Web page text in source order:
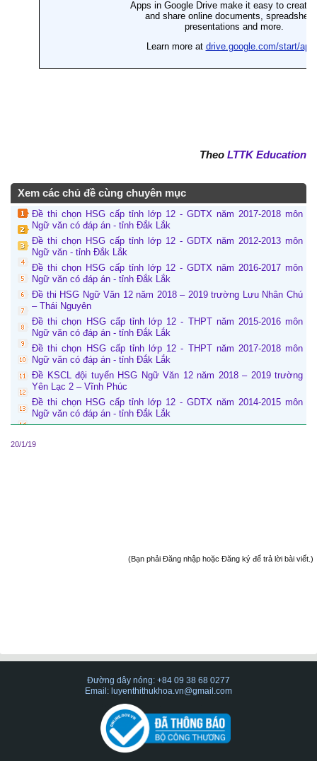
Theo LTTK Education
Xem các chủ đề cùng chuyên mục
Đề thi chọn HSG cấp tỉnh lớp 12 - GDTX năm 2017-2018 môn
Ngữ văn có đáp án - tỉnh Đắk Lắk
Đề thi chọn HSG cấp tỉnh lớp 12 - GDTX năm 2012-2013 môn
Ngữ văn - tỉnh Đắk Lắk
Đề thi chọn HSG cấp tỉnh lớp 12 - GDTX năm 2016-2017 môn
Ngữ văn có đáp án - tỉnh Đắk Lắk
Đề thi HSG Ngữ Văn 12 năm 2018 – 2019 trường Lưu Nhân Chú
– Thái Nguyên
Đề thi chọn HSG cấp tỉnh lớp 12 - THPT năm 2015-2016 môn
Ngữ văn có đáp án - tỉnh Đắk Lắk
Đề thi chọn HSG cấp tỉnh lớp 12 - THPT năm 2017-2018 môn
Ngữ văn có đáp án - tỉnh Đắk Lắk
Đề KSCL đội tuyển HSG Ngữ Văn 12 năm 2018 – 2019 trường
Yên Lạc 2 – Vĩnh Phúc
Đề thi chọn HSG cấp tỉnh lớp 12 - GDTX năm 2014-2015 môn
Ngữ văn có đáp án - tỉnh Đắk Lắk
20/1/19
(Bạn phải Đăng nhập hoặc Đăng ký để trả lời bài viết.)
Đường dây nóng: +84 09 38 68 0277
Email: luyenthithukhoa.vn@gmail.com